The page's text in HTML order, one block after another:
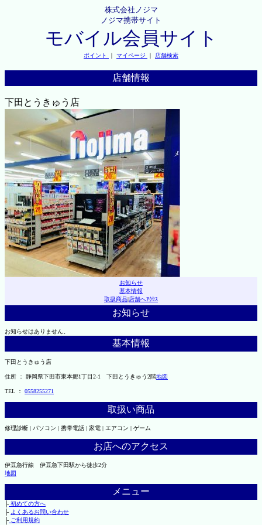
株式会社ノジマ
ノジマ携帯サイト
モバイル会員サイト
ポイント ｜ マイページ ｜ 店舗検索
店舗情報
下田とうきゅう店
お知らせ
基本情報
取扱商品|店舗へｱｸｾｽ
お知らせ
お知らせはありません。
基本情報
下田とうきゅう店
住所 ： 静岡県下田市東本郷1丁目2-1 下田とうきゅう2階地図
TEL ： 0558255271
取扱い商品
修理診断 | パソコン | 携帯電話 | 家電 | エアコン | ゲーム
お店へのアクセス
伊豆急行線 伊豆急下田駅から徒歩2分
地図
メニュー
├初めての方へ
├ よくあるお問い合わせ
├ご利用規約